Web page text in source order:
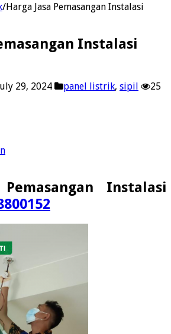
/Harga Jasa Pemasangan Instalasi
Instalasi
29, 2024 panel listrik, sipil
25
Instalasi